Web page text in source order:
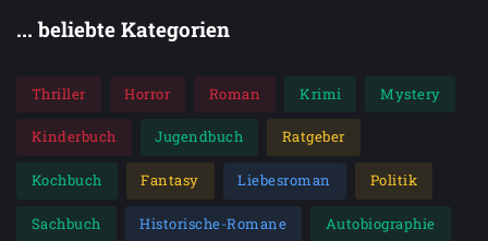
... beliebte Kategorien
Thriller Horror Roman Krimi Mystery
Kinderbuch Jugendbuch Ratgeber
Kochbuch Fantasy Liebesroman Politik
Sachbuch Historische-Romane Autobiographie